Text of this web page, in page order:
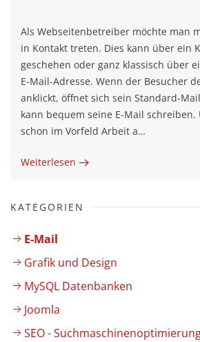
Als Webseitenbetreiber möchte man
in Kontakt treten. Dies kann über ein
geschehen oder ganz klassisch über
E-Mail-Adresse. Wenn der Besucher
anklickt, öffnet sich sein Standard-
kann bequem seine E-Mail schreiben.
schon im Vorfeld Arbeit a…
Weiterlesen
KATEGORIEN
E-Mail
Grafik und Design
MySQL Datenbanken
Joomla
SEO -